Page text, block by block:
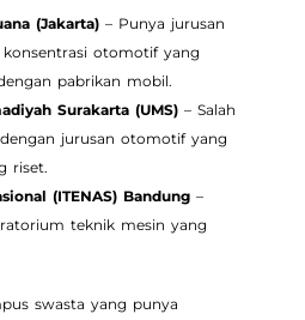
(Jakarta) – Punya jurusan
otomotif yang
pabrikan mobil.
Surakarta (UMS) – Salah
jurusan otomotif yang
riset.
(ITENAS) Bandung –
teknik mesin yang
swasta yang punya